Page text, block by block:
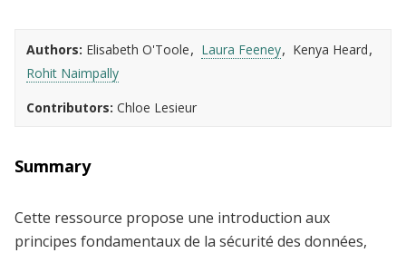
Authors Elisabeth O'Toole Laura Feeney
Kenya Heard
Rohit Naimpally
Contributors Chloe Lesieur
Summary
Cette ressource propose une introduction aux
principes fondamentaux de la sécurité des données,